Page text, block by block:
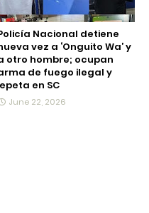
Nacional detiene
vez a ‘Onguito Wa’ y
otro hombre; ocupan
de fuego ilegal y
en SC
June 22, 2026